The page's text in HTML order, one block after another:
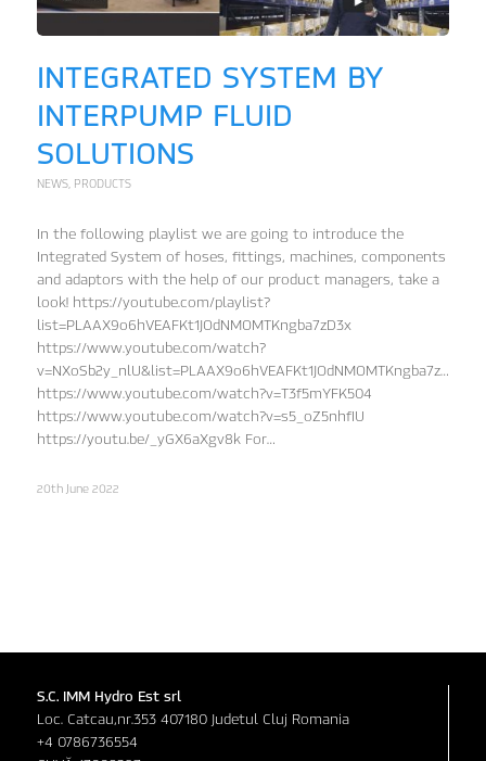
INTEGRATED SYSTEM BY
INTERPUMP FLUID
SOLUTIONS
NEWS, PRODUCTS
In the following playlist we are going to introduce the
Integrated System of hoses, fittings, machines, components
and adaptors with the help of our product managers, take a
look! https://youtube.com/playlist?
list=PLAAX9o6hVEAFKt1JOdNMOMTKngba7zD3x
https://www.youtube.com/watch?
https://www.youtube.com/watch?v=T3f5mYFK504
https://www.youtube.com/watch?v=s5_oZ5nhfIU
https://youtu.be/_yGX6aXgv8k For…
20th June 2022
S.C. IMM Hydro Est srl
Loc. Catcau,nr.353 407180 Judetul Cluj Romania
+4 0786736554